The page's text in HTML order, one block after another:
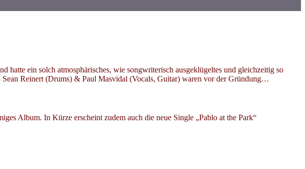
ein solch atmosphärisches, wie songwriterisch ausgeklügeltes und gleichzeitig so
Reinert (Drums) & Paul Masvidal (Vocals, Guitar) waren vor der Gründung…
Album. In Kürze erscheint zudem auch die neue Single „Pablo at the Park“